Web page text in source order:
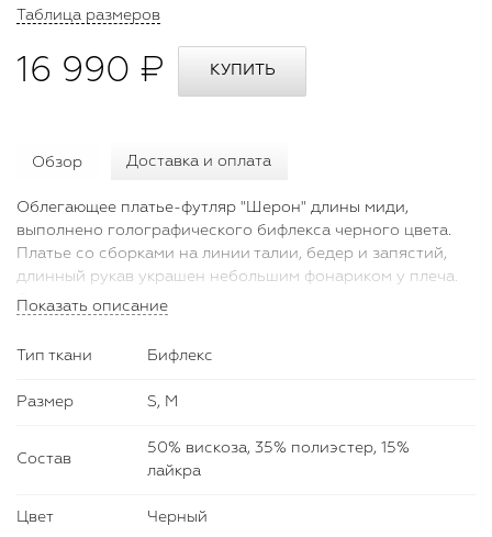
Таблица размеров
16 990 ₽
Обзор Доставка и оплата
Облегающее платье-футляр "Шерон" длины миди,
выполнено голографического бифлекса черного цвета.
Платье со сборками на линии талии, бедер и запястий,
длинный рукав украшен небольшим фонариком у плеча.
Силуэт платья идеально подчеркивает все достоинства
Показать описание
Тип ткани Бифлекс
Размер S, M
Состав
50% вискоза, 35% полиэстер, 15%
лайкра
Цвет Черный